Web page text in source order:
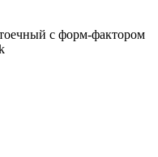
с форм-фактором